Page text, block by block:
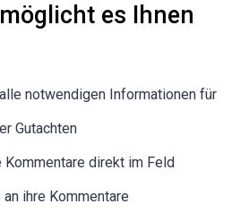
es Ihnen
notwendigen Informationen für
Gutachten
Kommentare direkt im Feld
ihre Kommentare